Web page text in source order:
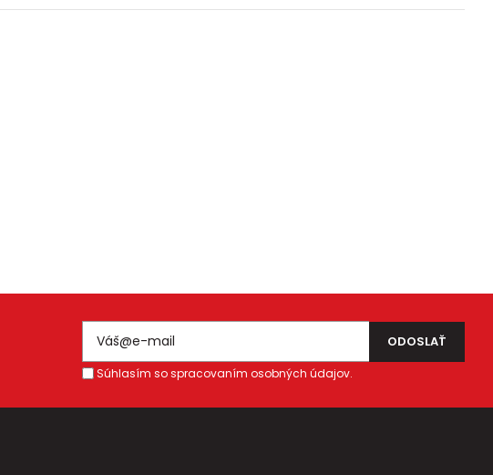
Súhlasím so spracovaním osobných údajov.